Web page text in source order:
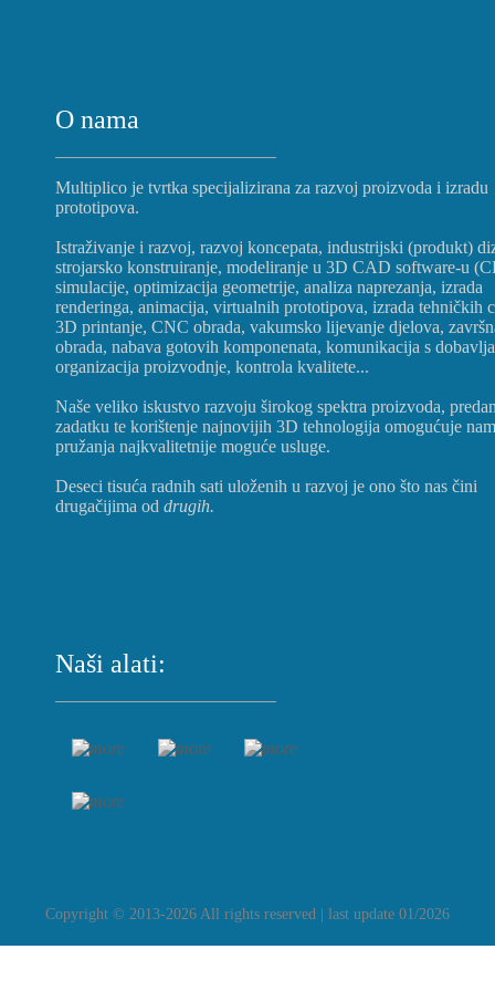
O nama
Multiplico je tvrtka specijalizirana za razvoj proizvoda i izradu
prototipova.
Istraživanje i razvoj, razvoj koncepata, industrijski (produkt)
strojarsko konstruiranje, modeliranje u 3D CAD software-u
simulacije, optimizacija geometrije, analiza naprezanja, izrada
renderinga, animacija, virtualnih prototipova, izrada tehničkih
3D printanje, CNC obrada, vakumsko lijevanje djelova,
obrada, nabava gotovih komponenata, komunikacija s
organizacija proizvodnje, kontrola kvalitete...
Naše veliko iskustvo razvoju širokog spektra proizvoda,
zadatku te korištenje najnovijih 3D tehnologija omogućuje nam
pružanja najkvalitetnije moguće usluge.
Deseci tisuća radnih sati uloženih u razvoj je ono što nas čini
drugačijima od drugih.
Naši alati:
Copyright © 2013-2026 All rights reserved | last update 01/2026